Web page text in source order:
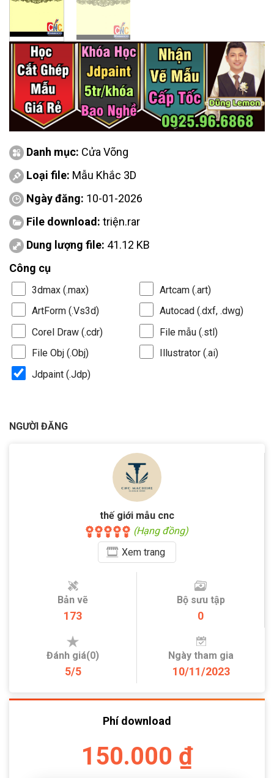
Danh mục: Cửa Võng
Loại file: Mẫu Khắc 3D
Ngày đăng: 10-01-2026
File download: triện.rar
Dung lượng file: 41.12 KB
Công cụ
3dmax (.max)
Artcam (.art)
ArtForm (.Vs3d)
Autocad (.dxf, .dwg)
Corel Draw (.cdr)
File mẫu (.stl)
File Obj (.Obj)
Illustrator (.ai)
Jdpaint (.Jdp)
NGƯỜI ĐĂNG
thế giới mẫu cnc
(Hạng đồng)
Xemtrang
Bản vẽ
173
Bộ sưu tập
0
Đánh giá(0)
5/5
Ngày tham gia
10/11/2023
Phí download
150.000 ₫